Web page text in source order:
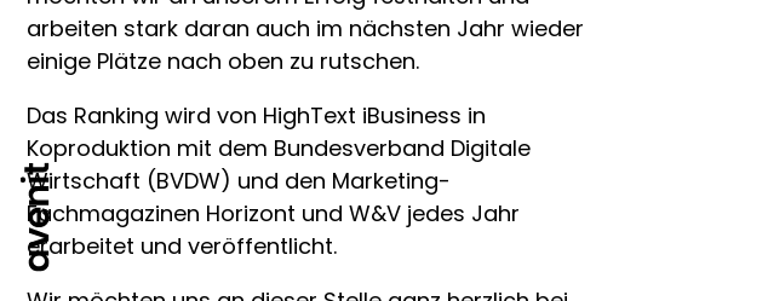
arbeiten stark daran auch im nächsten Jahr wieder
einige Plätze nach oben zu rutschen.
Das Ranking wird von HighText iBusiness in
Koproduktion mit dem Bundesverband Digitale
Wirtschaft (BVDW) und den Marketing-
Fachmagazinen Horizont und W&V jedes Jahr
erarbeitet und veröffentlicht.